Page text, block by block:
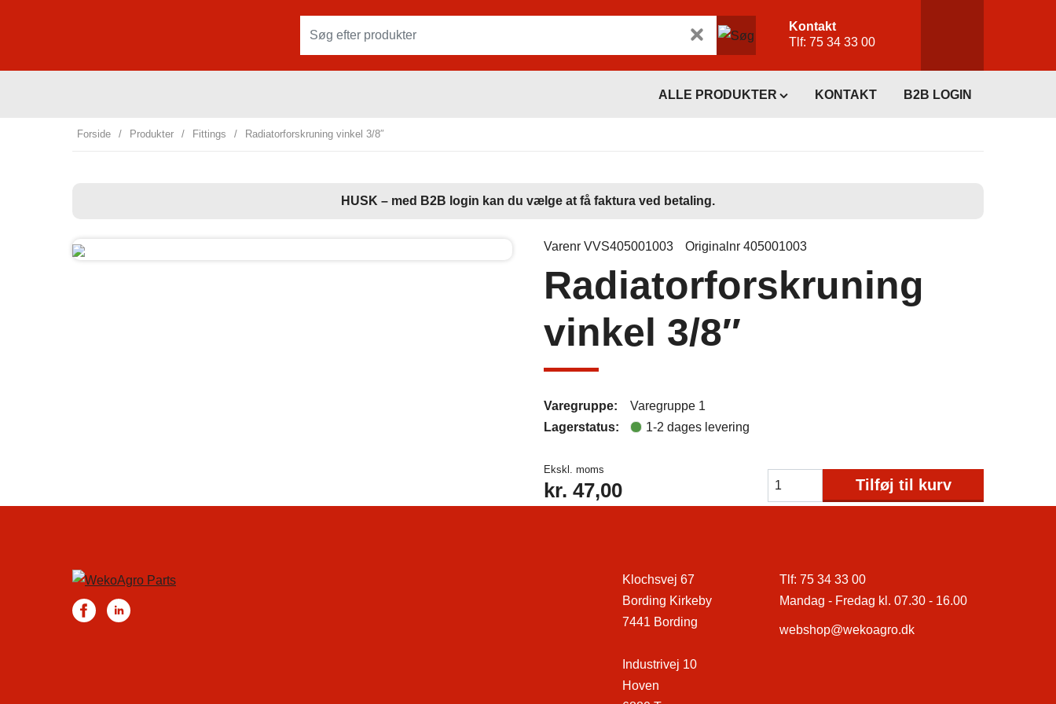
Kontakt
Tlf: 75 34 33 00
ALLE PRODUKTER KONTAKT B2B LOGIN
Forside / Produkter / Fittings / Radiatorforskruning vinkel 3/8″
HUSK – med B2B login kan du vælge at få faktura ved betaling.
Varenr VVS405001003 Originalnr 405001003
Radiatorforskruning
vinkel 3/8″
Varegruppe:
Varegruppe 1
Lagerstatus:
1-2 dages levering
Ekskl. moms
kr. 47,00 Tilføj til kurv
Klochsvej 67
Bording Kirkeby
7441 Bording
Industrivej 10
Hoven
Tlf: 75 34 33 00
Mandag - Fredag kl. 07.30 - 16.00
webshop@wekoagro.dk